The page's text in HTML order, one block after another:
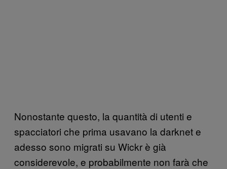
Nonostante questo, la quantità di utenti e
spacciatori che prima usavano la darknet e
adesso sono migrati su Wickr è già
considerevole, e probabilmente non farà che